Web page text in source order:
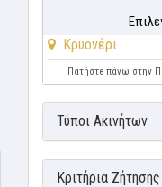
Κρυονέρι
Πατήστε πάνω στην
Τύποι Ακινήτων
Κριτήρια Ζήτησης